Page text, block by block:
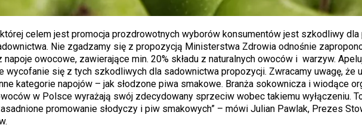
celem jest promocja prozdrowotnych wyborów konsumentów jest szkodliwy
Nie zgadzamy się z propozycją Ministerstwa Zdrowia odnośnie
napoje owocowe, zawierające min. 20% składu z naturalnych owoców i warzyw.
wycofanie się z tych szkodliwych dla sadownictwa propozycji. Zwracamy uwagę, że
kategorie napojów – jak słodzone piwa smakowe. Branża sokownicza i wiodące
w Polsce wyrażają swój zdecydowany sprzeciw wobec takiemu wyłączeniu.
promowanie słodyczy i piw smakowych” – mówi Julian Pawlak, Prezes